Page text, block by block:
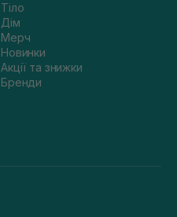
Тіло
Дім
Мерч
Новинки
Акції та знижки
Бренди